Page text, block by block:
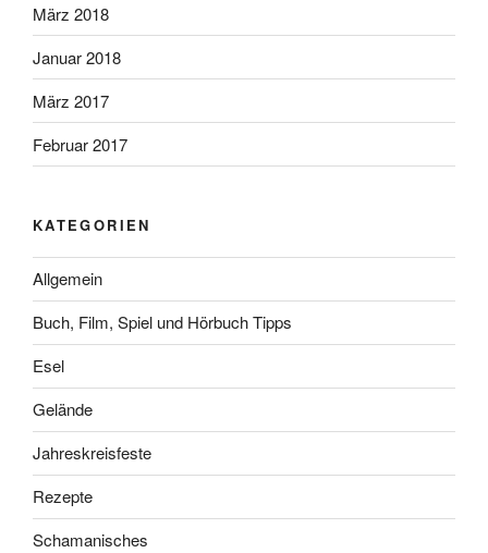
März 2018
Januar 2018
März 2017
Februar 2017
KATEGORIEN
Allgemein
Buch, Film, Spiel und Hörbuch Tipps
Esel
Gelände
Jahreskreisfeste
Rezepte
Schamanisches